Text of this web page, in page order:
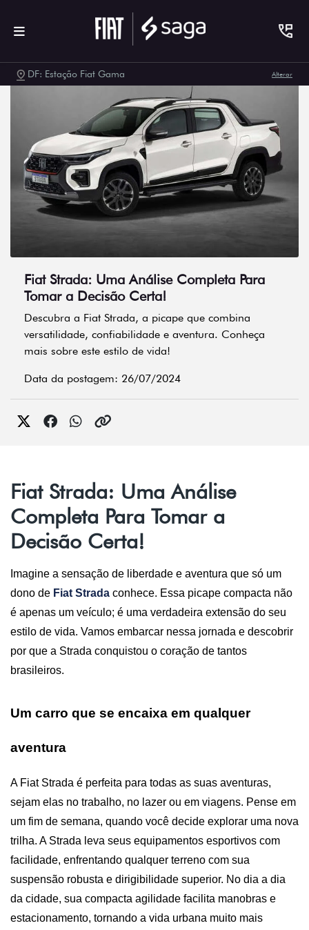
DF: Estação Fiat Gama Alterar
Fiat Strada: Uma Análise Completa Para
Tomar a Decisão Certa!
Descubra a Fiat Strada, a picape que combina
versatilidade, confiabilidade e aventura. Conheça
mais sobre este estilo de vida!
Data da postagem: 26/07/2024
Fiat Strada: Uma Análise
Completa Para Tomar a
Decisão Certa!
Imagine a sensação de liberdade e aventura que só um
dono de Fiat Strada conhece. Essa picape compacta não
é apenas um veículo; é uma verdadeira extensão do seu
estilo de vida. Vamos embarcar nessa jornada e descobrir
por que a Strada conquistou o coração de tantos
brasileiros.
Um carro que se encaixa em qualquer
aventura
A Fiat Strada é perfeita para todas as suas aventuras,
sejam elas no trabalho, no lazer ou em viagens. Pense em
um fim de semana, quando você decide explorar uma nova
trilha. A Strada leva seus equipamentos esportivos com
facilidade, enfrentando qualquer terreno com sua
suspensão robusta e dirigibilidade superior. No dia a dia
da cidade, sua compacta agilidade facilita manobras e
estacionamento, tornando a vida urbana muito mais